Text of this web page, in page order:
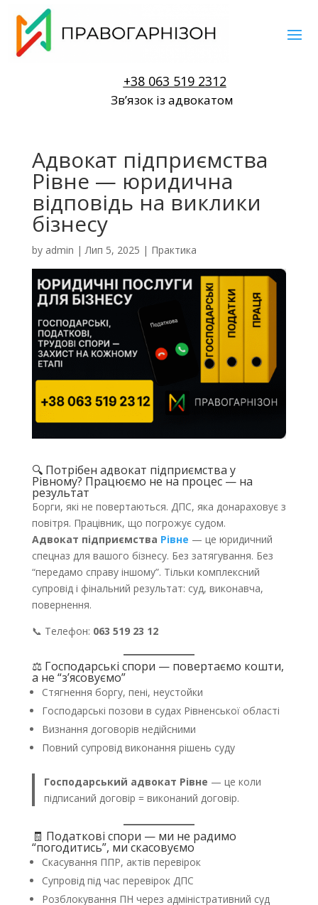
+38 063 519 2312
Звʼязок із адвокатом
Адвокат підприємства
Рівне — юридична
відповідь на виклики
бізнесу
by admin |Лип 5, 2025 | Практика
🔍 Потрібен адвокат підприємства у
Рівному? Працюємо не на процес — на
результат
Борги, які не повертаються. ДПС, яка донараховує з
повітря. Працівник, що погрожує судом.
Адвокат підприємства Рівне — це юридичний
спецназ для вашого бізнесу. Без затягування. Без
“передамо справу іншому”. Тільки комплексний
супровід і фінальний результат: суд, виконавча,
повернення.
📞 Телефон: 063 519 23 12
⚖️ Господарські спори — повертаємо кошти,
а не “з’ясовуємо”
Стягнення боргу, пені, неустойки
Господарські позови в судах Рівненської області
Визнання договорів недійсними
Повний супровід виконання рішень суду
Господарський адвокат Рівне — це коли
підписаний договір = виконаний договір.
🧾 Податкові спори — ми не радимо
“погодитись”, ми скасовуємо
Скасування ППР, актів перевірок
Супровід під час перевірок ДПС
Розблокування ПН через адміністративний суд